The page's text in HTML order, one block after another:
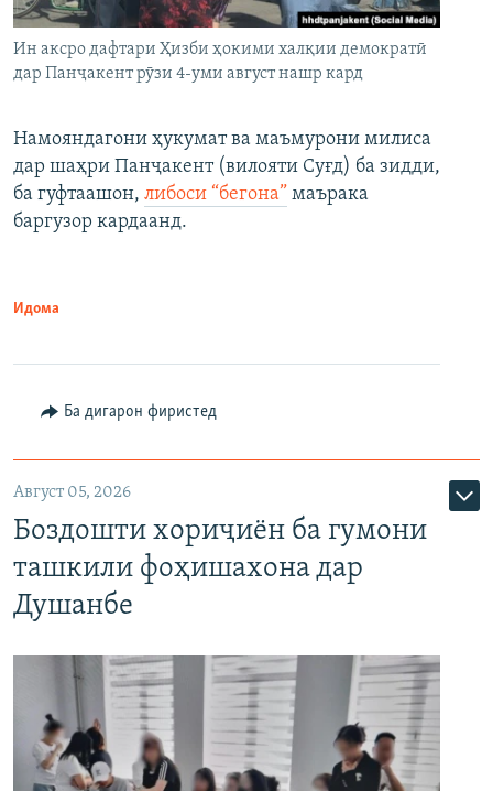
Ин аксро дафтари Ҳизби ҳокими халқии демократӣ
дар Панҷакент рӯзи 4-уми август нашр кард
Намояндагони ҳукумат ва маъмурони милиса
дар шаҳри Панҷакент (вилояти Суғд) ба зидди,
ба гуфтаашон, либоси “бегона” маърака
баргузор кардаанд.
Идома
Ба дигарон фиристед
Август 05, 2026
Боздошти хориҷиён ба гумони
ташкили фоҳишахона дар
Душанбе